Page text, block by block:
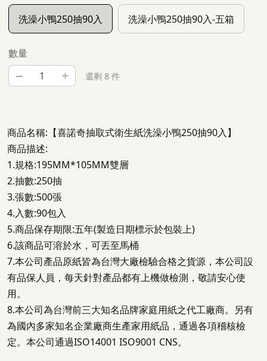
洗澡小鴨250抽90入 洗澡小鴨250抽90入-五箱
數量
– + 還剩 8 件
商品名稱:【喜諾奇抽取式衛生紙洗澡小鴨250抽90入】
商品描述:
1.規格:195MM*105MM雙層
2.抽數:250抽
3.張數:500張
4.入數:90包入
5.商品保存期限:五年(製造日期標示於包裝上)
6.該商品可溶於水，可丟至馬桶
7.本公司產品原紙皆為台灣大廠檢驗合格之貨源，本公司設
有品保人員，每天針對產品都有上機做檢測，敬請安心使
用。
8.本公司為台灣前三大知名品牌家庭用紙之代工廠商。另有
為國內多家知名企業廠商生產家用紙品，通過各項稽核檢
定。本公司通過ISO14001 ISO9001 CNS。